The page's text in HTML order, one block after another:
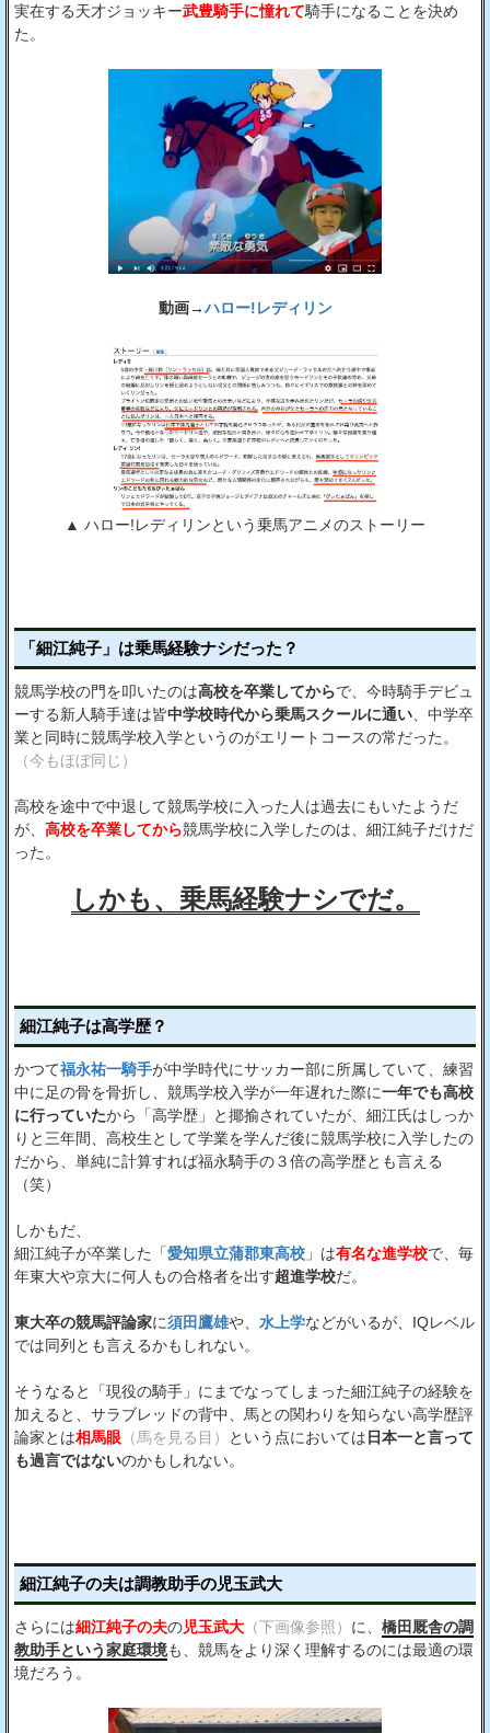
実在する天才ジョッキー武豊騎手に憧れて騎手になることを決め
た。
動画→ハロー!レディリン
▲ ハロー!レディリンという乗馬アニメのストーリー
「細江純子」は乗馬経験ナシだった？
競馬学校の門を叩いたのは高校を卒業してからで、今時騎手デビュ
ーする新人騎手達は皆中学校時代から乗馬スクールに通い 、中学卒
業と同時に競馬学校入学というのがエリートコースの常だった。
（今もほぼ同じ）
高校を途中で中退して競馬学校に入った人は過去にもいたようだ
が、 高校を卒業してから競馬学校に入学したのは、細江純子だけだ
った。
しかも、乗馬経験ナシでだ。
細江純子は高学歴？
かつて福永祐一騎手が中学時代にサッカー部に所属していて、練習
中に足の骨を骨折し、競馬学校入学が一年遅れた際に一年でも高校
に行っていたから「高学歴」と揶揄されていたが、細江氏はしっか
りと三年間、高校生として学業を学んだ後に競馬学校に入学したの
だから、単純に計算すれば福永騎手の３倍の高学歴とも言える
（笑）
しかもだ、
細江純子が卒業した「愛知県立蒲郡東高校 」は有名な進学校で、毎
年東大や京大に何人もの合格者を出す超進学校だ。
東大卒の競馬評論家に須田鷹雄や、 水上学などがいるが、IQレベル
では同列とも言えるかもしれない。
そうなると「現役の騎手」にまでなってしまった細江純子の経験を
加えると、サラブレッドの背中、馬との関わりを知らない高学歴評
論家とは相馬眼 （馬を見る目） という点においては 日本一と言って
も過言ではないのかもしれない。
細江純子の夫は調教助手の児玉武大
さらには細江純子の夫の児玉武大 （下画像参照） に、 橋田厩舎の調
教助手という家庭環境も、競馬をより深く理解するのには最適の環
境だろう。